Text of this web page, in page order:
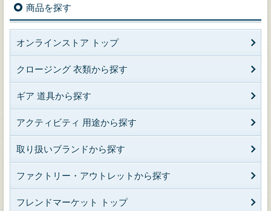
商品を探す
オンラインストア トップ
クロージング 衣類から探す
ギア 道具から探す
アクティビティ 用途から探す
取り扱いブランドから探す
ファクトリー・アウトレットから探す
フレンドマーケット トップ